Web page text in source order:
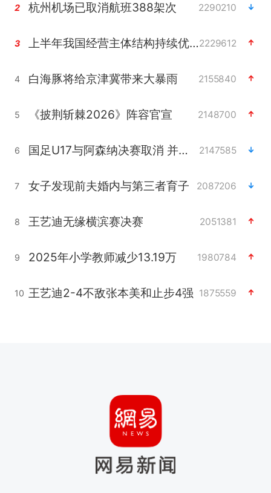
2 杭州机场已取消航班388架次 2290210
3 上半年我国经营主体结构持续优化2229612
4 白海豚将给京津冀带来大暴雨 2155840
5 《披荆斩棘2026》阵容官宣 2148700
6 国足U17与阿森纳决赛取消 并列冠军 2147585
7 女子发现前夫婚内与第三者育子 2087206
8 王艺迪无缘横滨赛决赛 2051381
9 2025年小学教师减少13.19万 1980784
10 王艺迪2-4不敌张本美和止步4强 1875559